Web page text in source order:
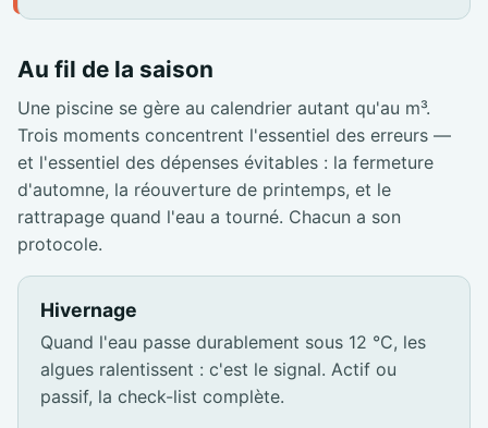
Au fil de la saison
Une piscine se gère au calendrier autant qu'au m³.
Trois moments concentrent l'essentiel des erreurs —
et l'essentiel des dépenses évitables : la fermeture
d'automne, la réouverture de printemps, et le
rattrapage quand l'eau a tourné. Chacun a son
protocole.
Hivernage
Quand l'eau passe durablement sous 12 °C, les
algues ralentissent : c'est le signal. Actif ou
passif, la check-list complète.